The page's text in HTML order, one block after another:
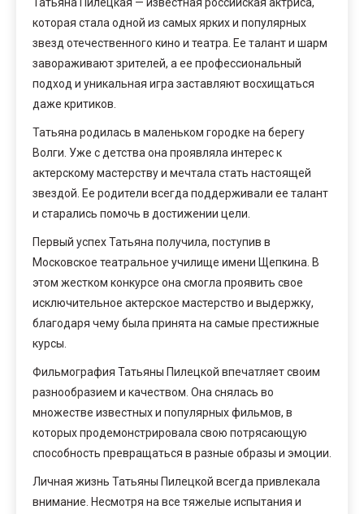
которая стала одной из самых ярких и популярных
звезд отечественного кино и театра. Ее талант и шарм
завораживают зрителей, а ее профессиональный
подход и уникальная игра заставляют восхищаться
даже критиков.
Татьяна родилась в маленьком городке на берегу
Волги. Уже с детства она проявляла интерес к
актерскому мастерству и мечтала стать настоящей
звездой. Ее родители всегда поддерживали ее талант
и старались помочь в достижении цели.
Первый успех Татьяна получила, поступив в
Московское театральное училище имени Щепкина. В
этом жестком конкурсе она смогла проявить свое
исключительное актерское мастерство и выдержку,
благодаря чему была принята на самые престижные
курсы.
Фильмография Татьяны Пилецкой впечатляет своим
разнообразием и качеством. Она снялась во
множестве известных и популярных фильмов, в
которых продемонстрировала свою потрясающую
способность превращаться в разные образы и эмоции.
Личная жизнь Татьяны Пилецкой всегда привлекала
внимание. Несмотря на все тяжелые испытания и